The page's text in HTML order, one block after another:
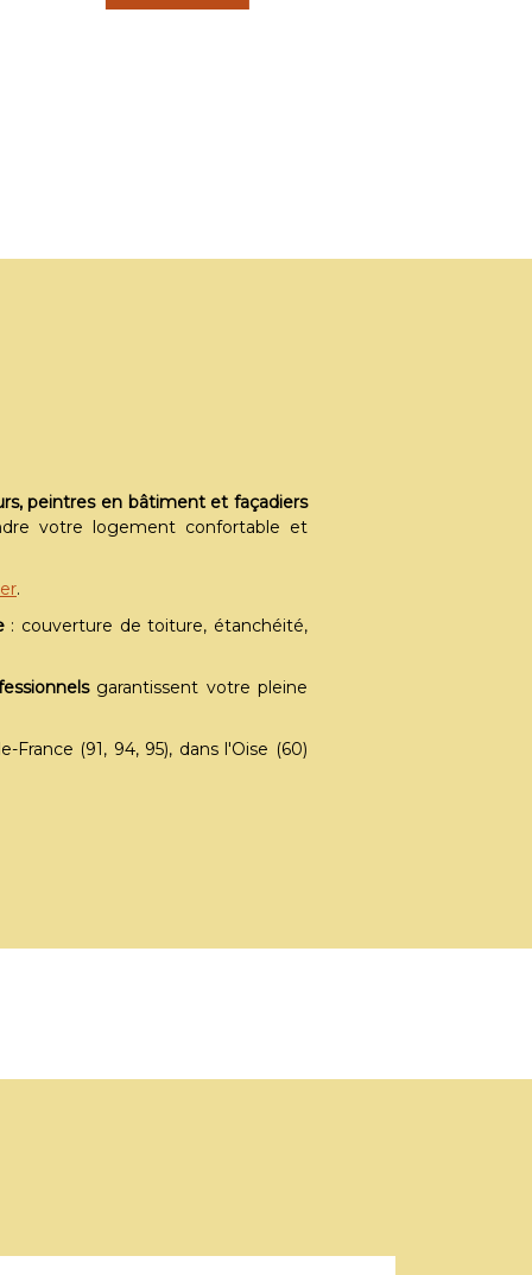
peintres en bâtiment et façadiers
votre logement confortable et
.
: couverture de toiture, étanchéité,
garantissent votre pleine
(91, 94, 95), dans l'Oise (60)